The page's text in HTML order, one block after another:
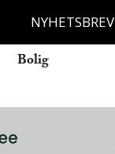
NYHETSBREV
Bolig